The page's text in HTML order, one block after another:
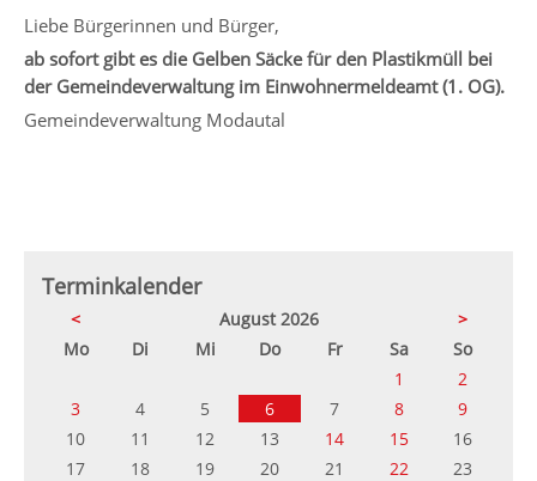
Liebe Bürgerinnen und Bürger,
ab sofort gibt es die Gelben Säcke für den Plastikmüll bei
der Gemeindeverwaltung im Einwohnermeldeamt (1. OG).
Gemeindeverwaltung Modautal
Terminkalender
< August 2026
>
Montag Di enstagMittwochDonnerstag
Freitag SamstagSonntag
1
2
3
4 5 6 7 8
9
10
11 12 13 14 15
16
17
18 19 20 21 22
23